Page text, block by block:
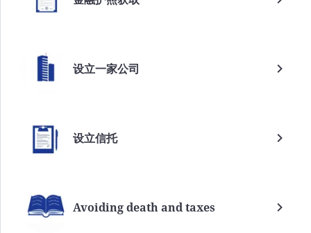
设立一家公司
设立信托
Avoiding death and taxes